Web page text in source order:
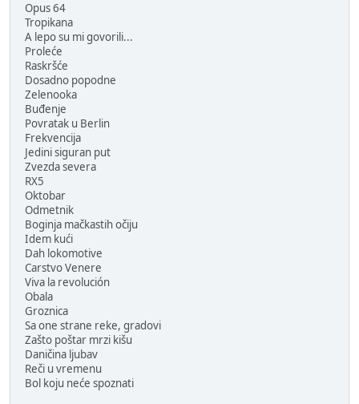
Opus 64
Tropikana
A lepo su mi govorili...
Proleće
Raskršće
Dosadno popodne
Zelenooka
Buđenje
Povratak u Berlin
Frekvencija
Jedini siguran put
Zvezda severa
RX5
Oktobar
Odmetnik
Boginja mačkastih očiju
Idem kući
Dah lokomotive
Carstvo Venere
Viva la revolución
Obala
Groznica
Sa one strane reke, gradovi
Zašto poštar mrzi kišu
Daničina ljubav
Reči u vremenu
Bol koju neće spoznati